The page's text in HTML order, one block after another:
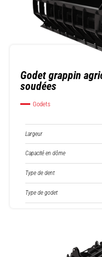
Godet grappin
soudées
Godets
Largeur
Capacité en dôme
Type de dent
Type de godet